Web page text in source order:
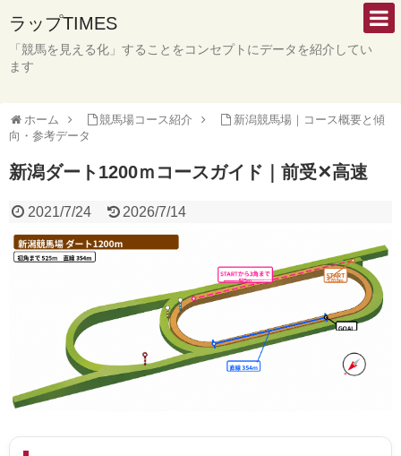
ラップTIMES
「競馬を見える化」することをコンセプトにデータを紹介してい
ます
ホーム 競馬場コース紹介
新潟競馬場｜コース概要と傾
向・参考データ
新潟ダート1200ｍコースガイド｜前受✕高速
2021/7/24 2026/7/14